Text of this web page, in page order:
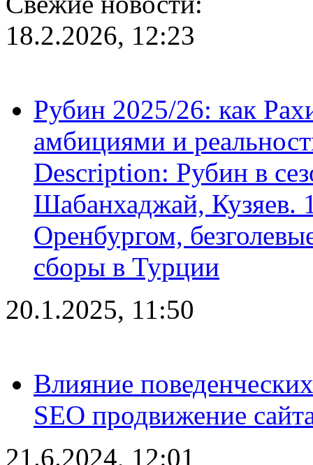
18.2.2026, 12:23
Рубин 2025/26: как
амбициями и
Description: Рубин в
Шабанхаджай, Кузяев.
Оренбургом,
сборы в Турции
20.1.2025, 11:50
Влияние
SEO продвижение
21.6.2024, 12:01